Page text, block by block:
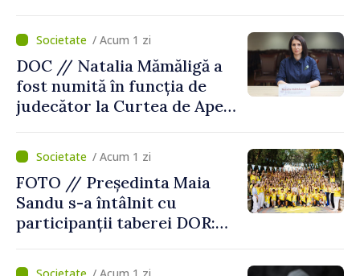
/ Acum 1 zi
DOC // Natalia Mămăligă a
fost numită în funcția de
judecător la Curtea de Apel
/ Acum 1 zi
FOTO // Președinta Maia
Sandu s-a întâlnit cu
participanții taberei DOR:
noastră rămâne puternică”
/ Acum 1 zi